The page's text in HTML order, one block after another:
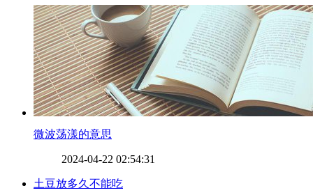
​微波荡漾的意思
2024-04-22 02:54:31
​土豆放多久不能吃